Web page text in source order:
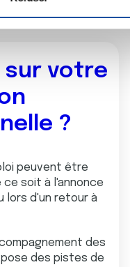
sur votre
?
peuvent être
soit à l'annonce
lors d'un retour à
des
des pistes de